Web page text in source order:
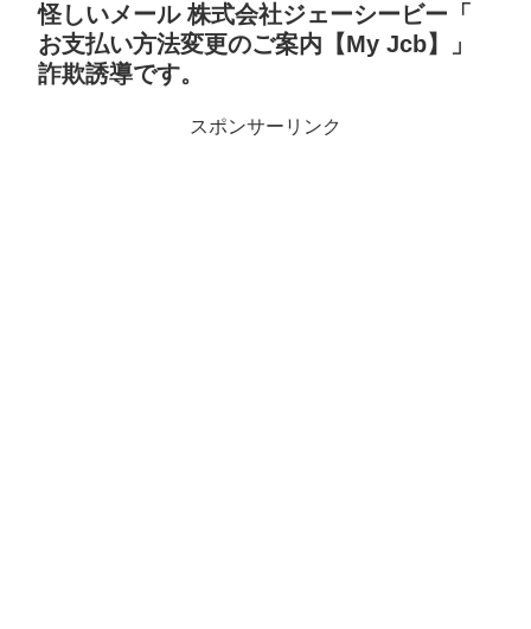
怪しいメール 株式会社ジェーシービー「
お支払い方法変更のご案内【My Jcb】」
詐欺誘導です。
スポンサーリンク